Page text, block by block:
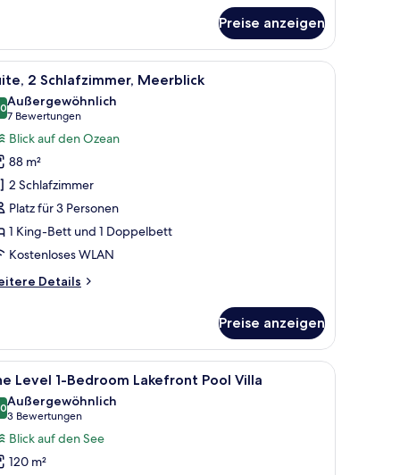
Preise anzeigen
Swimmingpool und Palmen.
Sitzgelegenheiten im Freien und einem gepflegten Garten.
Ein modernes Hotelzimmer mit einem
6 2 Schlafzimmer, Meerblick
von 10
Außergewöhnlich
7 Bewertungen
(7
Bewertungen)
Blick auf den Ozean
88 m²
2 Schlafzimmer
Platz für 3 Personen
1 King-Bett und 1 Doppelbett
Kostenloses WLAN
Details
Preise anzeigen
| Minibar, Zimmersafe, Schreibtisch, laptopgeeigneter Arbeitsplatz
Ein Hotelzimmer mit Bett, Esstisch,
6 Level 1-Bedroom Lakefront Pool Villa
von 10
Außergewöhnlich
3 Bewertungen
(3
Bewertungen)
Blick auf den See
120 m²